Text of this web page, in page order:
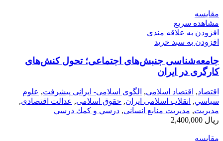
مقایسه
مشاهده سریع
افزودن به علاقه مندی
افزودن به سبد خرید
جامعه‌شناسی جنبش‌های اجتماعی؛ تحول کنش‌های
کارگری در ایران
اقتصاد, اقتصاد اسلامی, الگوی اسلامی- ایرانی پیشرفت, علوم
سياسي, انقلاب اسلامی ایران, حقوق اسلامی, عدالت اقتصادی,
مديريت, مدیریت منابع انسانی, درسي و كمك درسي
ریال
مقایسه